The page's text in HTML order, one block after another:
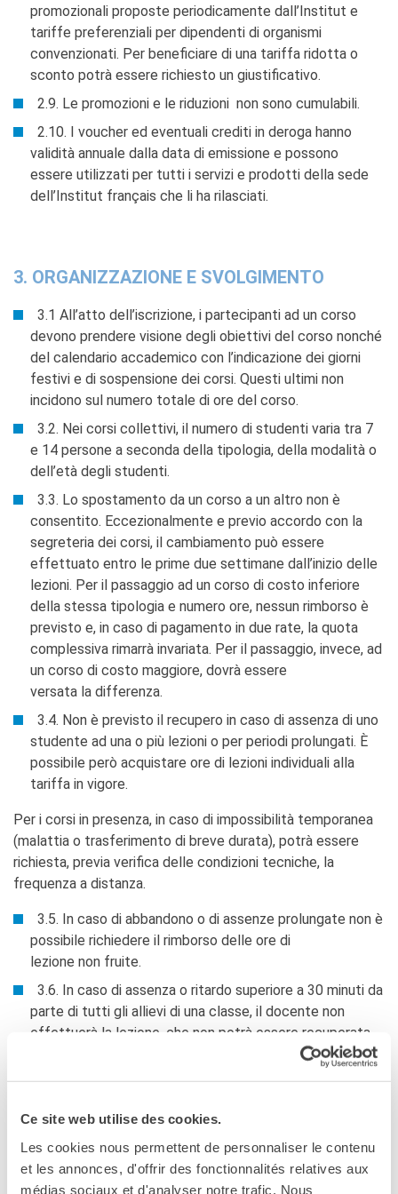
Ce site web utilise des cookies.
Les cookies nous permettent de personnaliser le contenu
et les annonces, d'offrir des fonctionnalités relatives aux
médias sociaux et d'analyser notre trafic. Nous
promozionali proposte periodicamente dall’Institut e
tariffe preferenziali per dipendenti di organismi
convenzionati. Per beneficiare di una tariffa ridotta o
sconto potrà essere richiesto un giustificativo.
2.9. Le promozioni e le riduzioni non sono cumulabili.
2.10. I voucher ed eventuali crediti in deroga hanno
validità annuale dalla data di emissione e possono
essere utilizzati per tutti i servizi e prodotti della sede
dell’Institut français che li ha rilasciati.
3. ORGANIZZAZIONE E SVOLGIMENTO
3.1 All’atto dell’iscrizione, i partecipanti ad un corso
devono prendere visione degli obiettivi del corso nonché
del calendario accademico con l’indicazione dei giorni
festivi e di sospensione dei corsi. Questi ultimi non
incidono sul numero totale di ore del corso.
3.2. Nei corsi collettivi, il numero di studenti varia tra 7
e 14 persone a seconda della tipologia, della modalità o
dell’età degli studenti.
3.3. Lo spostamento da un corso a un altro non è
consentito. Eccezionalmente e previo accordo con la
segreteria dei corsi, il cambiamento può essere
effettuato entro le prime due settimane dall’inizio delle
lezioni. Per il passaggio ad un corso di costo inferiore
della stessa tipologia e numero ore, nessun rimborso è
previsto e, in caso di pagamento in due rate, la quota
complessiva rimarrà invariata. Per il passaggio, invece, ad
un corso di costo maggiore, dovrà essere
versata la differenza.
3.4. Non è previsto il recupero in caso di assenza di uno
studente ad una o più lezioni o per periodi prolungati. È
possibile però acquistare ore di lezioni individuali alla
tariffa in vigore.
Per i corsi in presenza, in caso di impossibilità temporanea
(malattia o trasferimento di breve durata), potrà essere
richiesta, previa verifica delle condizioni tecniche, la
frequenza a distanza.
3.5. In caso di abbandono o di assenze prolungate non è
possibile richiedere il rimborso delle ore di
lezione non fruite.
3.6. In caso di assenza o ritardo superiore a 30 minuti da
parte di tutti gli allievi di una classe, il docente non
effettuerà la lezione, che non potrà essere recuperata.
3.7. Il programma svolto è disponibile alla fine di ogni
lezione sul proprio account del sito per il quale ogni
dell’Institut, il recupero avverrà successivamente alla
data di fine del corso, con conseguente posticipo della